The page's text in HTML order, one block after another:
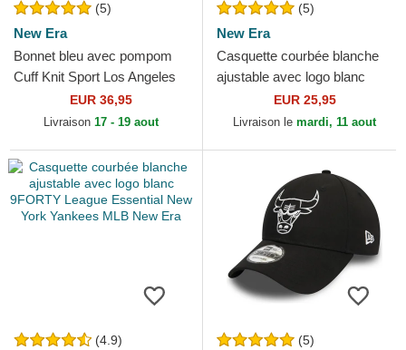
(5)
New Era
Bonnet bleu avec pompom
Cuff Knit Sport Los Angeles
Dodgers MLB New Era
EUR 36,95
Livraison 17 - 19 aout
(5)
New Era
Casquette courbée blanche
ajustable avec logo blanc
9FORTY League Essential
New York Yankees MLB...
EUR 25,95
Livraison le mardi, 11 aout
(4.9) (5)